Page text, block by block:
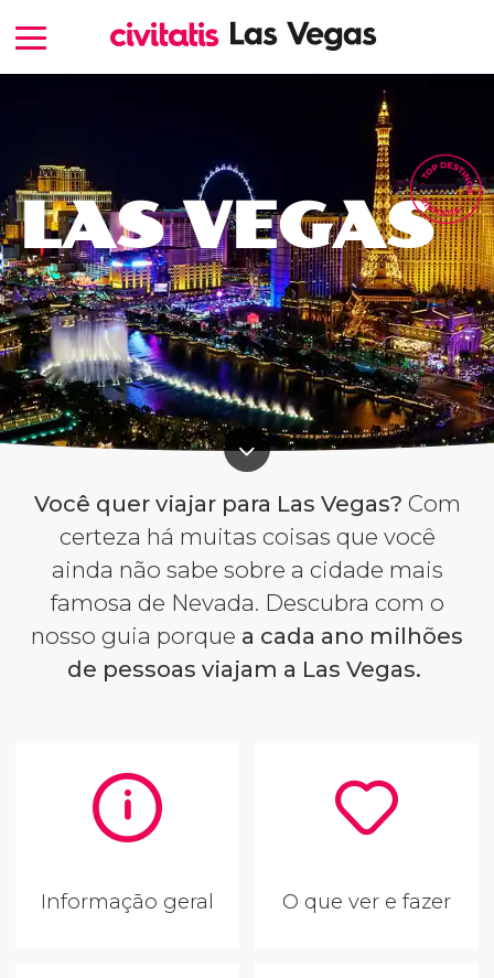
LAS VEGAS
Você quer viajar para Las Vegas? Com
certeza há muitas coisas que você
ainda não sabe sobre a cidade mais
famosa de Nevada. Descubra com o
nosso guia porque a cada ano milhões
de pessoas viajam a Las Vegas.
Informação geral O que ver e fazer